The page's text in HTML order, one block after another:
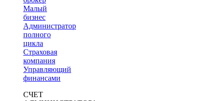
Малый
бизнес
Администратор
полного
цикла
Страховая
компания
Управляющий
финансами
СЧЕТ